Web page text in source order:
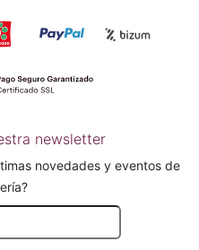
newsletter
novedades y eventos de